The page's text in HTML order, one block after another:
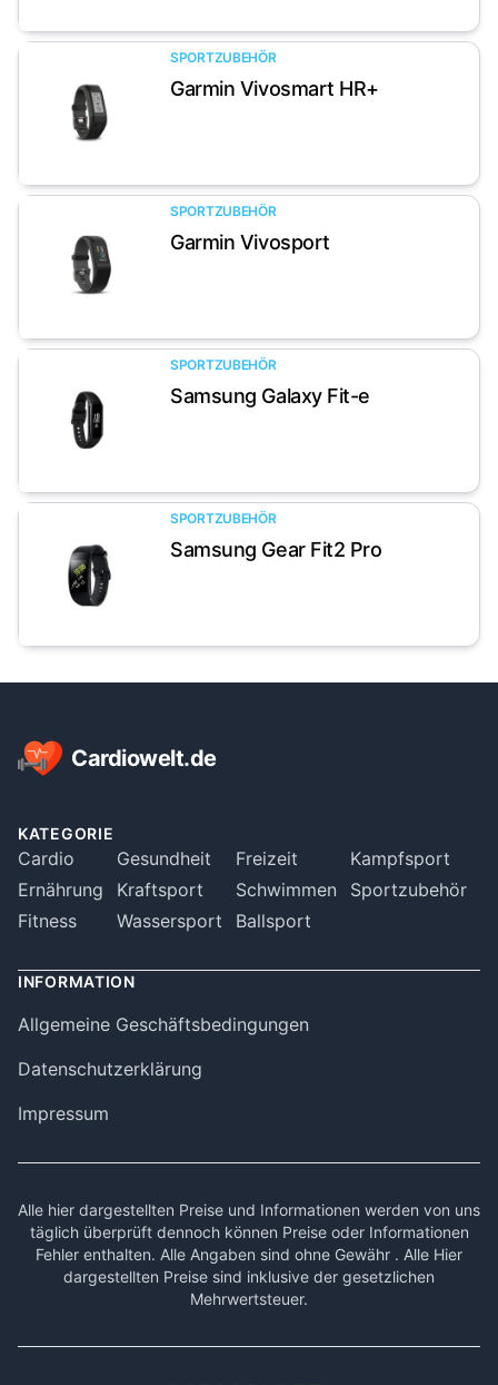
Artikel anzeigen
SPORTZUBEHÖR
Garmin Vivosmart HR+
Artikel anzeigen
SPORTZUBEHÖR
Garmin Vivosport
Artikel anzeigen
SPORTZUBEHÖR
Samsung Galaxy Fit-e
Artikel anzeigen
SPORTZUBEHÖR
Samsung Gear Fit2 Pro
Cardiowelt.de
KATEGORIE
Cardio
Ernährung
Fitness
Gesundheit
Kraftsport
Wassersport
Freizeit
Schwimmen
Ballsport
Kampfsport
Sportzubehör
INFORMATION
Allgemeine Geschäftsbedingungen
Datenschutzerklärung
Impressum
Alle hier dargestellten Preise und Informationen werden von uns
täglich überprüft dennoch können Preise oder Informationen
Fehler enthalten. Alle Angaben sind ohne Gewähr . Alle Hier
dargestellten Preise sind inklusive der gesetzlichen
Mehrwertsteuer.